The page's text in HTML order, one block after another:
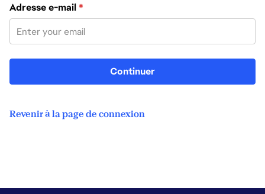
Réinitialiser le mot de passe avec votre e-mail
Adresse e-mail*
Continuer
Revenir à la page de connexion